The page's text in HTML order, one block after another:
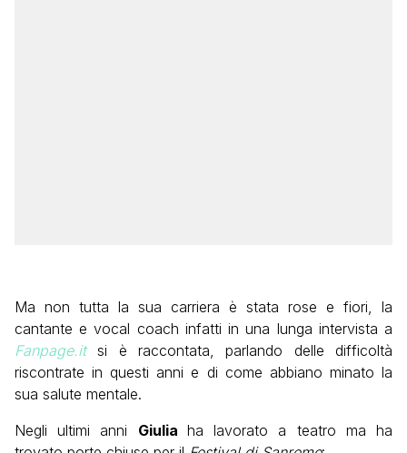
Ma non tutta la sua carriera è stata rose e fiori, la
cantante e vocal coach infatti in una lunga intervista a
Fanpage.it
si è raccontata, parlando delle difficoltà
riscontrate in questi anni e di come abbiano minato la
sua salute mentale.
Negli ultimi anni Giulia ha lavorato a teatro ma ha